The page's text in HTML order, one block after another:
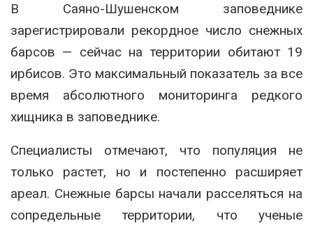
В Саяно-Шушенском заповеднике
зарегистрировали рекордное число снежных
барсов — сейчас на территории обитают 19
ирбисов. Это максимальный показатель за все
время абсолютного мониторинга редкого
хищника в заповеднике.
Специалисты отмечают, что популяция не
только растет, но и постепенно расширяет
ареал. Снежные барсы начали расселяться на
сопредельные территории, что ученые